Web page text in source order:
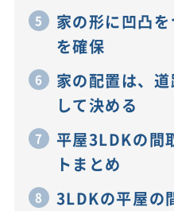
家の形に凹凸
を確保
家の配置は、
して決める
平屋3LDKの間
トまとめ
3LDKの平屋の